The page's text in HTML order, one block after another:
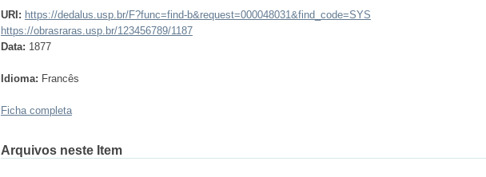
URI: https://dedalus.usp.br/F?func=find-b&request=000048031&find_code=SYS
https://obrasraras.usp.br/123456789/1187
Data: 1877
Idioma: Francês
Ficha completa
Arquivos neste Item